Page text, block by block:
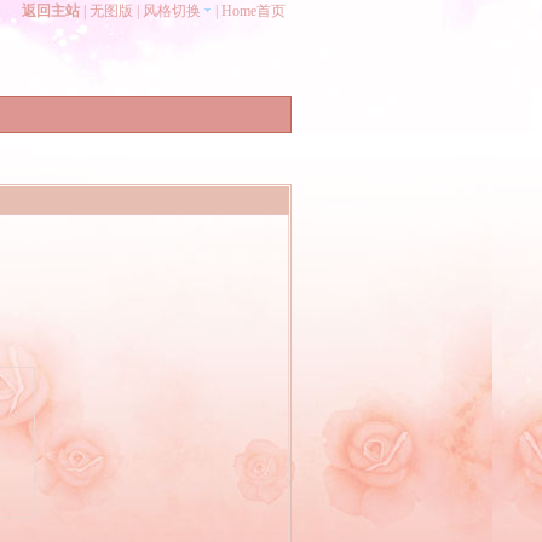
返回主站 无图版 风格切换 Home首页